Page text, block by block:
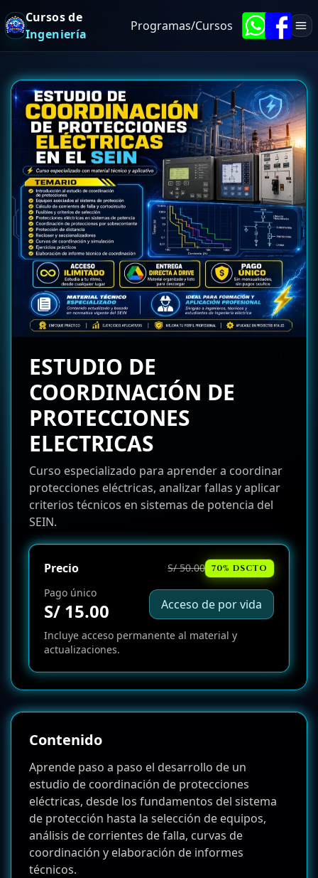
Cursos de
Ingeniería
Programas/Cursos
ESTUDIO DE
COORDINACIÓN DE
PROTECCIONES
ELECTRICAS
Curso especializado para aprender a coordinar
protecciones eléctricas, analizar fallas y aplicar
criterios técnicos en sistemas de potencia del
SEIN.
Precio S/ 50.00 70% DSCTO
Pago único
S/ 15.00 Acceso de por vida
Incluye acceso permanente al material y
actualizaciones.
Contenido
Aprende paso a paso el desarrollo de un
estudio de coordinación de protecciones
eléctricas, desde los fundamentos del sistema
de protección hasta la selección de equipos,
análisis de corrientes de falla, curvas de
coordinación y elaboración de informes
técnicos.